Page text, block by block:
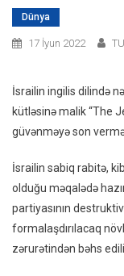
Dünya
17 İyun 2022
İsrailin ingilis dilində
kütləsinə malik “The
güvənməyə son
İsrailin sabiq rabitə,
olduğu məqalədə
partiyasının
formalaşdırılacaq
zərurətindən bəhs